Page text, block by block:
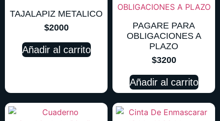
TAJALAPIZ METALICO
$2000
Añadir al carrito
PAGARE PARA
OBLIGACIONES A
PLAZO
$3200
Añadir al carrito